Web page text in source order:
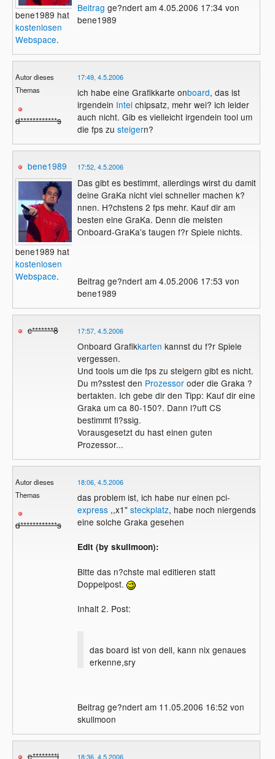
bene1989 hat
kostenlosen
Webspace.
Beitrag ge?ndert am 4.05.2006 17:34 von
bene1989
Autor dieses
Themas
d************s
17:49, 4.5.2006
ich habe eine Grafikkarte onboard, das ist
irgendein Intel chipsatz, mehr wei? ich leider
auch nicht. Gib es vielleicht irgendein tool um
die fps zu steigern?
bene1989
bene1989 hat
kostenlosen
Webspace.
17:52, 4.5.2006
Das gibt es bestimmt, allerdings wirst du damit
deine GraKa nicht viel schneller machen k?
nnen. H?chstens 2 fps mehr. Kauf dir am
besten eine GraKa. Denn die meisten
Onboard-GraKa's taugen f?r Spiele nichts.
Beitrag ge?ndert am 4.05.2006 17:53 von
bene1989
c*******8 17:57, 4.5.2006
Onboard Grafikkarten kannst du f?r Spiele
vergessen.
Und tools um die fps zu steigern gibt es nicht.
Du m?sstest den Prozessoroder die Graka ?
bertakten. Ich gebe dir den Tipp: Kauf dir eine
Graka um ca 80-150?. Dann l?uft CS
bestimmt fl?ssig.
Vorausgesetzt du hast einen guten
Prozessor...
Autor dieses
Themas
d************s
18:06, 4.5.2006
das problem ist, ich habe nur einen pci-
express,,x1" steckplatz, habe noch niergends
eine solche Graka gesehen
Edit (by skullmoon):
Bitte das n?chste mal editieren statt
Doppelpost.
Inhalt 2. Post:
das board ist von dell, kann nix genaues
erkenne,sry
Beitrag ge?ndert am 11.05.2006 16:52 von
skullmoon
e********l 18:36, 4.5.2006